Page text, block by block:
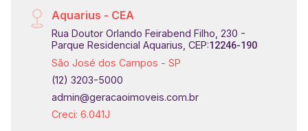
Aquarius - CEA
Rua Doutor Orlando Feirabend Filho, 230 -
Parque Residencial Aquarius, CEP:12246-190
São José dos Campos - SP
(12) 3203-5000
admin@geracaoimoveis.com.br
Creci: 6.041J